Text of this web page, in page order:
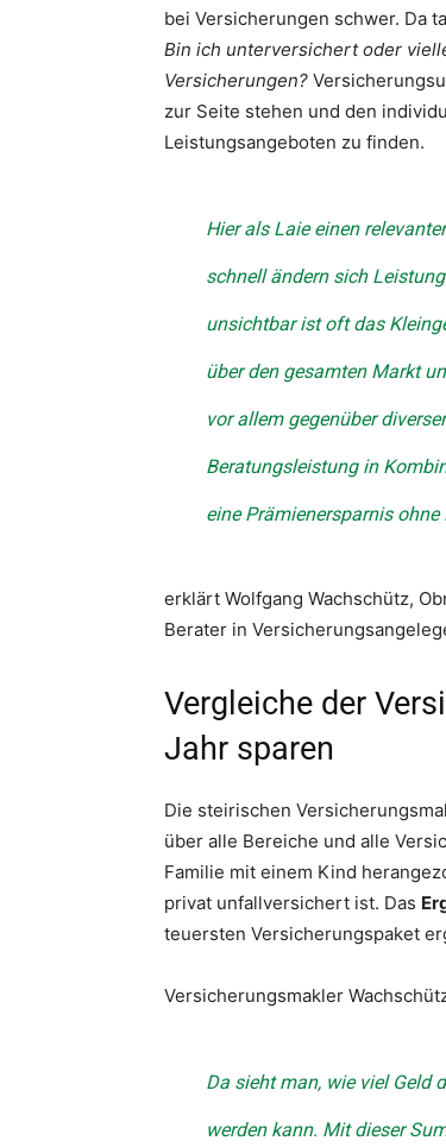
bei Versicherungen schwer. Da
Bin ich unterversichert oder
Versicherungen?
zur Seite stehen und den
Leistungsangeboten zu finden.
Hier als Laie einen
schnell ändern sich
unsichtbar ist oft das
über den gesamten Markt
vor allem gegenüber
Beratungsleistung in
eine Prämienersparnis
erklärt Wolfgang Wachschütz,
Berater in
Vergleiche der
Jahr sparen
Die steirischen
über alle Bereiche und alle
Familie mit einem Kind
privat unfallversichert ist. Das
teuersten Versicherungspaket
Versicherungsmakler
Da sieht man, wie viel Geld
werden kann. Mit dieser